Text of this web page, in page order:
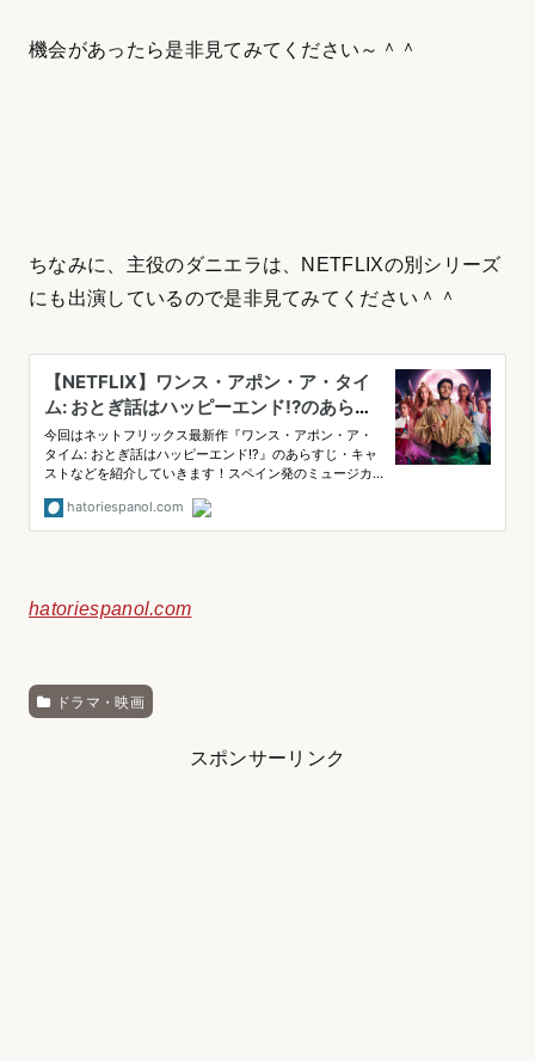
機会があったら是非見てみてください～＾＾
ちなみに、主役のダニエラは、NETFLIXの別シリーズ
にも出演しているので是非見てみてください＾＾
hatoriespanol.com
ドラマ・映画
スポンサーリンク